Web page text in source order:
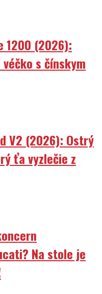
1200 (2026):
s čínskym
V2 (2026): Ostrý
ťa vyzlečie z
Na stole je